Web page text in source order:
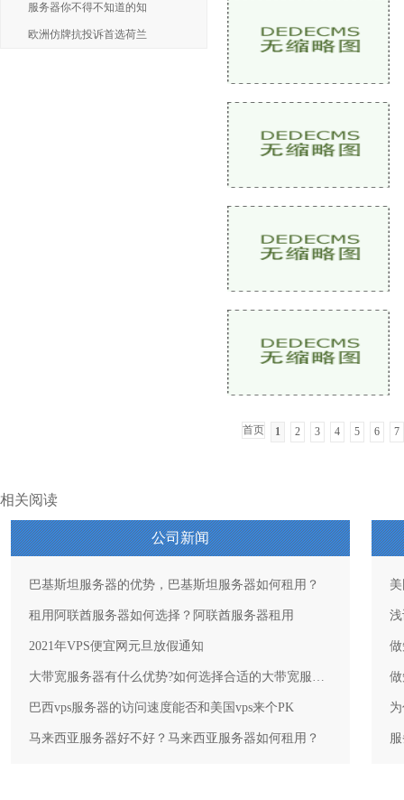
服务器你不得不知道的知
欧洲仿牌抗投诉首选荷兰
首页 1 2 3 4 5 6 7
相关阅读
公司新闻
巴基斯坦服务器的优势，巴基斯坦服务器如何租用？
租用阿联酋服务器如何选择？阿联酋服务器租用
2021年VPS便宜网元旦放假通知
大带宽服务器有什么优势?如何选择合适的大带宽服务器？
巴西vps服务器的访问速度能否和美国vps来个PK
马来西亚服务器好不好？马来西亚服务器如何租用？